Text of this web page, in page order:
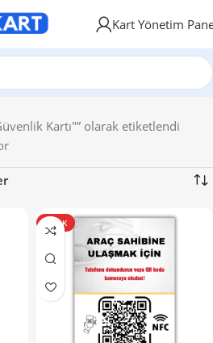
Kart Yönetim
Kartı"” olarak etiketlendi
SICAK